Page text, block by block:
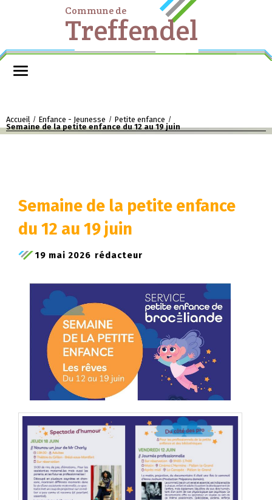
Commune de
Treffendel
Accueil / Enfance - Jeunesse / Petite enfance /
Semaine de la petite enfance du 12 au 19 juin
Semaine de la petite enfance
du 12 au 19 juin
19 mai 2026 rédacteur